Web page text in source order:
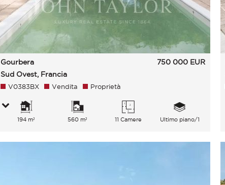
Gourbera
Sud Ovest, Francia
750 000 EUR
V0383BX Vendita Proprietà
194 m² 560 m² 11 Camere Ultimo piano/1